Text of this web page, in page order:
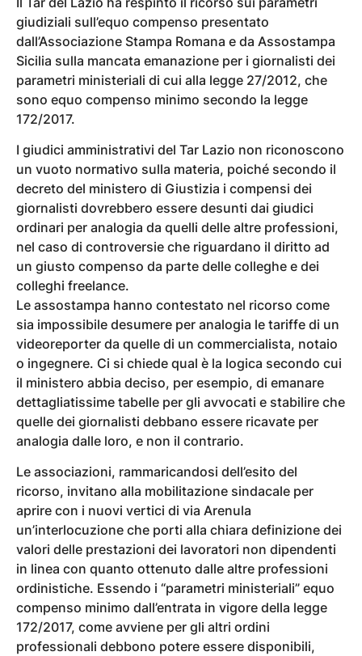
giudiziali sull’equo compenso presentato
dall’Associazione Stampa Romana e da Assostampa
Sicilia sulla mancata emanazione per i giornalisti dei
parametri ministeriali di cui alla legge 27/2012, che
sono equo compenso minimo secondo la legge
172/2017.
I giudici amministrativi del Tar Lazio non riconoscono
un vuoto normativo sulla materia, poiché secondo il
decreto del ministero di Giustizia i compensi dei
giornalisti dovrebbero essere desunti dai giudici
ordinari per analogia da quelli delle altre professioni,
nel caso di controversie che riguardano il diritto ad
un giusto compenso da parte delle colleghe e dei
colleghi freelance.
Le assostampa hanno contestato nel ricorso come
sia impossibile desumere per analogia le tariffe di un
videoreporter da quelle di un commercialista, notaio
o ingegnere. Ci si chiede qual è la logica secondo cui
il ministero abbia deciso, per esempio, di emanare
dettagliatissime tabelle per gli avvocati e stabilire che
quelle dei giornalisti debbano essere ricavate per
analogia dalle loro, e non il contrario.
Le associazioni, rammaricandosi dell’esito del
ricorso, invitano alla mobilitazione sindacale per
aprire con i nuovi vertici di via Arenula
un’interlocuzione che porti alla chiara definizione dei
valori delle prestazioni dei lavoratori non dipendenti
in linea con quanto ottenuto dalle altre professioni
ordinistiche. Essendo i “parametri ministeriali” equo
compenso minimo dall’entrata in vigore della legge
172/2017, come avviene per gli altri ordini
professionali debbono potere essere disponibili,